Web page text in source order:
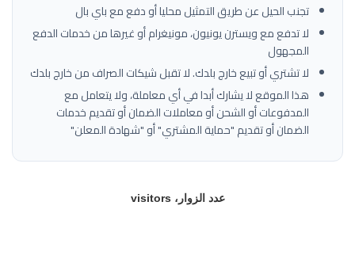
تجنب الحيل عن طريق التمثيل محليا أو دفع مع باي بال
لا تدفع مع ويسترن يونيون، مونيغرام أو غيرها من خدمات الدفع
المجهول
لا تشتري أو تبيع خارج بلدك. لا تقبل شيكات الصراف من خارج بلدك
هذا الموقع لا يشارك أبدا في أي معاملة، ولا يتعامل مع
المدفوعات أو الشحن أو معاملات الضمان أو تقديم خدمات
الضمان أو تقديم "حماية المشتري" أو "شهادة المعلن"
عدد الزوار، visitors